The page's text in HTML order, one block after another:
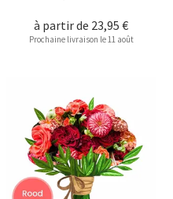
à partir de 23,95 €
Prochaine livraison le 11 août